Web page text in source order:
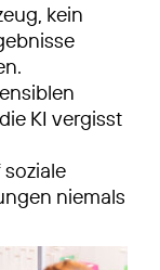
kein
KI vergisst
niemals